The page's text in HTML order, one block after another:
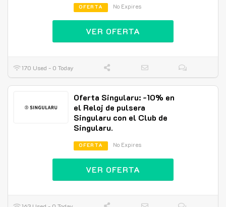
OFERTA No Expires
VER OFERTA
170 Used - 0 Today
Oferta Singularu: -10% en
el Reloj de pulsera
Singularu con el Club de
Singularu.
OFERTA No Expires
VER OFERTA